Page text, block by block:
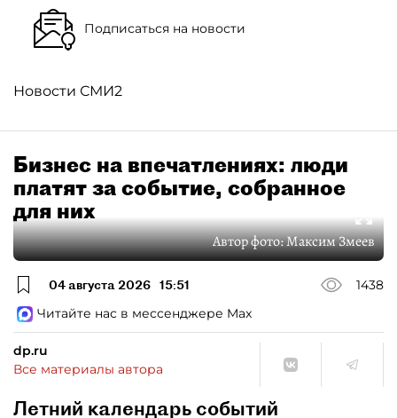
Подписаться на новости
Новости СМИ2
Бизнес на впечатлениях: люди
платят за событие, собранное
для них
Автор фото:Максим Змеев
04 августа 2026 15:51
1438
Читайте нас в мессенджере Max
dp.ru
Все материалы автора
Летний календарь событий